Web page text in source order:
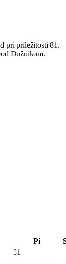
pri príležitosti 81.
Dužníkom.
Pi
31